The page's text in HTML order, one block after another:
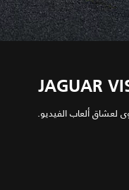
JAGUAR
لعشاق ألعاب الفيديو.